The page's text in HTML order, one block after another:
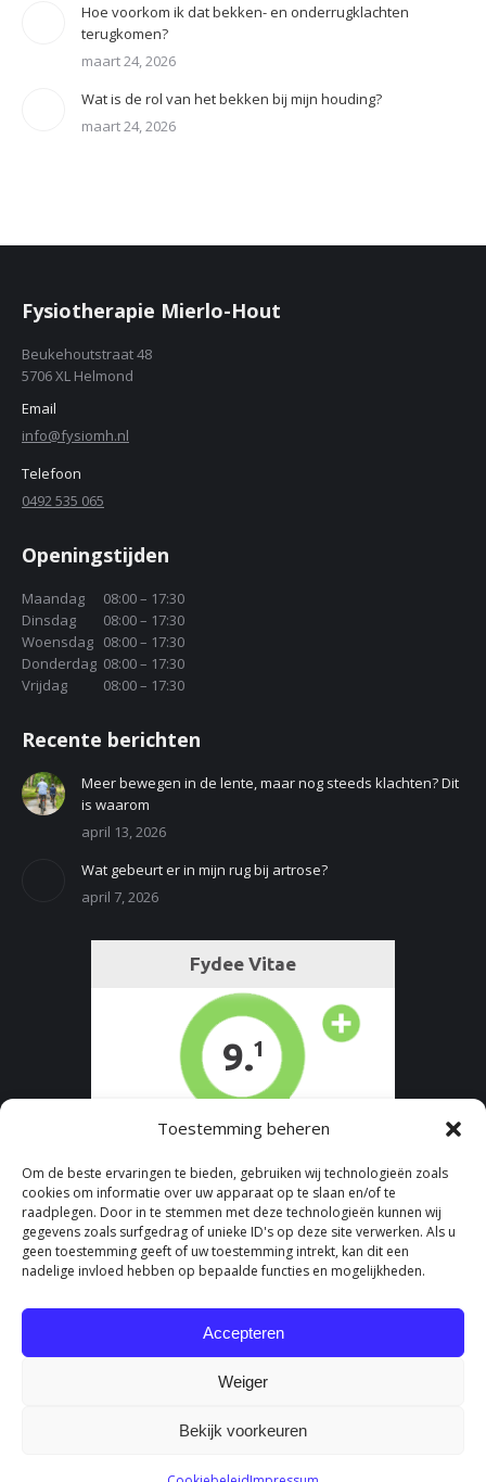
Toestemming beheren
Om de beste ervaringen te bieden, gebruiken wij technologieën zoals
cookies om informatie over uw apparaat op te slaan en/of te
raadplegen. Door in te stemmen met deze technologieën kunnen wij
gegevens zoals surfgedrag of unieke ID's op deze site verwerken. Als u
geen toestemming geeft of uw toestemming intrekt, kan dit een
nadelige invloed hebben op bepaalde functies en mogelijkheden.
Accepteren
Weiger
Bekijk voorkeuren
Hoe voorkom ik dat bekken- en onderrugklachten
terugkomen?
maart 24, 2026
Wat is de rol van het bekken bij mijn houding?
maart 24, 2026
Fysiotherapie Mierlo-Hout
Beukehoutstraat 48
5706 XL Helmond
Email
info@fysiomh.nl
Telefoon
0492 535 065
Openingstijden
Maandag
08:00 – 17:30
Dinsdag
08:00 – 17:30
Woensdag 08:00 – 17:30
Donderdag 08:00 – 17:30
Vrijdag
08:00 – 17:30
Recente berichten
Meer bewegen in de lente, maar nog steeds klachten? Dit
is waarom
april 13, 2026
Wat gebeurt er in mijn rug bij artrose?
april 7, 2026